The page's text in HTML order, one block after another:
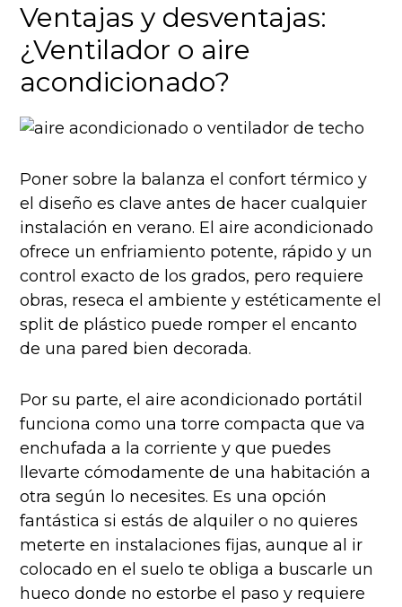
Ventajas y desventajas:
¿Ventilador o aire
acondicionado?
Poner sobre la balanza el confort térmico y
el diseño es clave antes de hacer cualquier
instalación en verano. El aire acondicionado
ofrece un enfriamiento potente, rápido y un
control exacto de los grados, pero requiere
obras, reseca el ambiente y estéticamente el
split de plástico puede romper el encanto
de una pared bien decorada.
Por su parte, el aire acondicionado portátil
funciona como una torre compacta que va
enchufada a la corriente y que puedes
llevarte cómodamente de una habitación a
otra según lo necesites. Es una opción
fantástica si estás de alquiler o no quieres
meterte en instalaciones fijas, aunque al ir
colocado en el suelo te obliga a buscarle un
hueco donde no estorbe el paso y requiere